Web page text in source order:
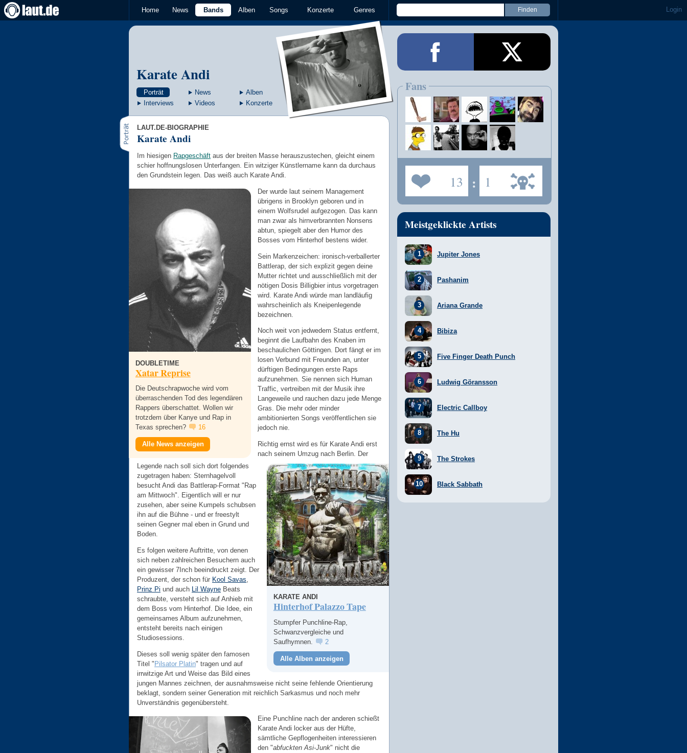
Home News Bands Alben Songs Konzerte Genres Login
Karate Andi
Porträt News
Alben
Interviews
Videos Konzerte
LAUT.DE-BIOGRAPHIE
Karate Andi
Im hiesigen Rapgeschäft aus der breiten Masse herauszustechen, gleicht einem
schier hoffnungslosen Unterfangen. Ein witziger Künstlername kann da durchaus
den Grundstein legen. Das weiß auch Karate Andi.
DOUBLETIME
Xatar Reprise
Die Deutschrapwoche wird vom
überraschenden Tod des legendären
Rappers überschattet. Wollen wir
trotzdem über Kanye und Rap in
Texas sprechen?
16
Alle News anzeigen
Der wurde laut seinem Management
übrigens in Brooklyn geboren und in
einem Wolfsrudel aufgezogen. Das kann
man zwar als hirnverbrannten Nonsens
abtun, spiegelt aber den Humor des
Bosses vom Hinterhof bestens wider.
Sein Markenzeichen: ironisch-verballerter
Battlerap, der sich explizit gegen deine
Mutter richtet und ausschließlich mit der
nötigen Dosis Billigbier intus vorgetragen
wird. Karate Andi würde man landläufig
wahrscheinlich als Kneipenlegende
bezeichnen.
Noch weit von jedwedem Status entfernt,
beginnt die Laufbahn des Knaben im
beschaulichen Göttingen. Dort fängt er im
losen Verbund mit Freunden an, unter
dürftigen Bedingungen erste Raps
aufzunehmen. Sie nennen sich Human
Traffic, vertreiben mit der Musik ihre
Langeweile und rauchen dazu jede Menge
Gras. Die mehr oder minder
ambitionierten Songs veröffentlichen sie
jedoch nie.
KARATE ANDI
Hinterhof Palazzo Tape
Stumpfer Punchline-Rap,
Schwanzvergleiche und
Saufhymnen.
2
Alle Alben anzeigen
Richtig ernst wird es für Karate Andi erst
nach seinem Umzug nach Berlin. Der
Legende nach soll sich dort folgendes
zugetragen haben: Sternhagelvoll
besucht Andi das Battlerap-Format "Rap
am Mittwoch". Eigentlich will er nur
zusehen, aber seine Kumpels schubsen
ihn auf die Bühne - und er freestylt
seinen Gegner mal eben in Grund und
Boden.
Es folgen weitere Auftritte, von denen
sich neben zahlreichen Besuchern auch
ein gewisser 7Inch beeindruckt zeigt. Der
Produzent, der schon für Kool Savas
Prinz Pi und auch Lil Wayne Beats
schraubte, versteht sich auf Anhieb mit
dem Boss vom Hinterhof. Die Idee, ein
gemeinsames Album aufzunehmen,
entsteht bereits nach einigen
Studiosessions.
Dieses soll wenig später den famosen
Titel "Pilsator Platin" tragen und auf
irrwitzige Art und Weise das Bild eines
jungen Mannes zeichnen, der ausnahmsweise nicht seine fehlende Orientierung
beklagt, sondern seiner Generation mit reichlich Sarkasmus und noch mehr
Unverständnis gegenübersteht.
Eine Punchline nach der anderen schießt
Karate Andi locker aus der Hüfte,
sämtliche Gepflogenheiten interessieren
den "abfuckten Asi-Junk" nicht die
Fans
13 : 1
Meistgeklickte Artists
Jupiter Jones
Pashanim
Ariana Grande
Bibiza
Five Finger Death Punch
Ludwig Göransson
Electric Callboy
The Hu
The Strokes
Black Sabbath